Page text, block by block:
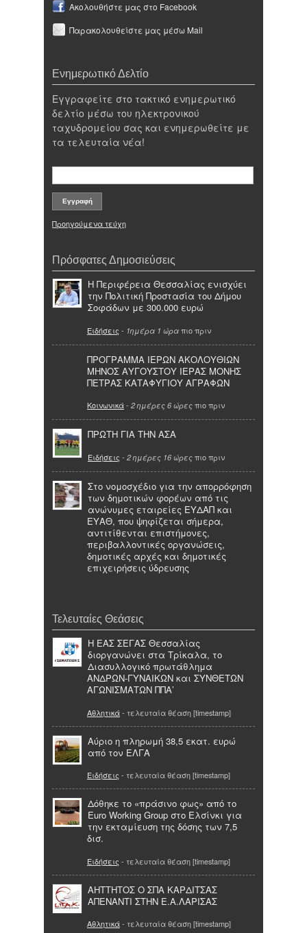
Ακολουθήστε μας στο Facebook
Παρακολουθείστε μας μέσω Mail
Ενημερωτικό Δελτίο
Εγγραφείτε στο τακτικό ενημερωτικό
δελτίο μέσω του ηλεκτρονικού
ταχυδρομείου σας και ενημερωθείτε με
τα τελευταία νέα!
Προηγούμενα τεύχη
Πρόσφατες Δημοσιεύσεις
Η Περιφέρεια Θεσσαλίας ενισχύει
την Πολιτική Προστασία του Δήμου
Σοφάδων με 300.000 ευρώ
Ειδήσεις - 1ημέρα 1 ώρα πιο πριν
ΠΡΟΓΡΑΜΜΑ ΙΕΡΩΝ ΑΚΟΛΟΥΘΙΩΝ
ΜΗΝΟΣ ΑΥΓΟΥΣΤΟΥ ΙΕΡΑΣ ΜΟΝΗΣ
ΠΕΤΡΑΣ ΚΑΤΑΦΥΓΙΟΥ ΑΓΡΑΦΩΝ
Κοινωνικά- 2 ημέρες 6 ώρες πιο πριν
ΠΡΩΤΗ ΓΙΑ ΤΗΝ ΑΣΑ
Ειδήσεις - 2 ημέρες 16 ώρες πιο πριν
Στο νομοσχέδιο για την απορρόφηση
των δημοτικών φορέων από τις
ανώνυμες εταιρείες ΕΥΔΑΠ και
ΕΥΑΘ, που ψηφίζεται σήμερα,
αντιτίθενται επιστήμονες,
περιβαλλοντικές οργανώσεις,
δημοτικές αρχές και δημοτικές
επιχειρήσεις ύδρευσης
Τελευταίες Θεάσεις
Η ΕΑΣ ΣΕΓΑΣ Θεσσαλίας
διοργανώνει στα Τρίκαλα, το
Διασυλλογικό πρωτάθλημα
ΑΝΔΡΩΝ-ΓΥΝΑΙΚΩΝ και ΣΥΝΘΕΤΩΝ
ΑΓΩΝΙΣΜΑΤΩΝ ΠΠΑ’
Αθλητικά- τελευταία θέαση [timestamp]
Αύριο η πληρωμή 38,5 εκατ. ευρώ
από τον ΕΛΓΑ
Ειδήσεις - τελευταία θέαση [timestamp]
Δόθηκε το «πράσινο φως» από το
Euro Working Group στο Ελσίνκι για
την εκταμίευση της δόσης των 7,5
δισ.
Ειδήσεις - τελευταία θέαση [timestamp]
ΑΗΤΤΗΤΟΣ Ο ΣΠΑ ΚΑΡΔΙΤΣΑΣ
ΑΠΕΝΑΝΤI ΣΤΗΝ Ε.Α.ΛΑΡΙΣΑΣ
Αθλητικά- τελευταία θέαση [timestamp]